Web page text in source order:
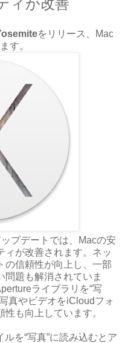
ィが改善
をリリース、Mac
す。
プデートでは、Macの安
ィが改善されます。ネッ
の信頼性が向上し、一部
問題も解消されていま
ライブラリを“写
真やビデオをiCloudフォ
性も向上しています。
を“写真”に読み込むとア